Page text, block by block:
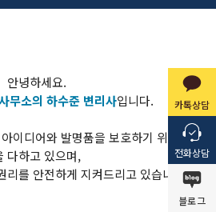
카톡상담
전화상담
블로그
안녕하세요.
무소의 하수준 변리사입니다.
이디어와 발명품을 보호하기 위해 최선
다하고 있으며,
리를 안전하게 지켜드리고 있습니다.